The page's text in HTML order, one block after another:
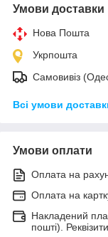
Умови доставки
Нова Пошта
Укрпошта
Самовивіз
Всі умови
Умови оплати
Оплата на
Оплата на
Накладений
пошті).